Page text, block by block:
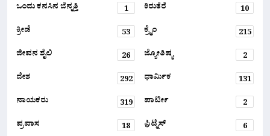
ಒಂದು ಕನಸಿನ ಬೆನ್ನತ್ತಿ
1 ಕಿರುತೆರೆ
10
ಕ್ರೀಡೆ
53 ಕ್ರೈಂ
215
ಜೀವನ ಶೈಲಿ
26 ಜ್ಯೋತಿಷ್ಯ
2
ದೇಶ
292 ಧಾರ್ಮಿಕ
131
ನಾಯಕರು
319 ಪಾರ್ಟೀ
2
ಪ್ರವಾಸ
18 ಫ಼ಿಟ್ನೆಸ್
6